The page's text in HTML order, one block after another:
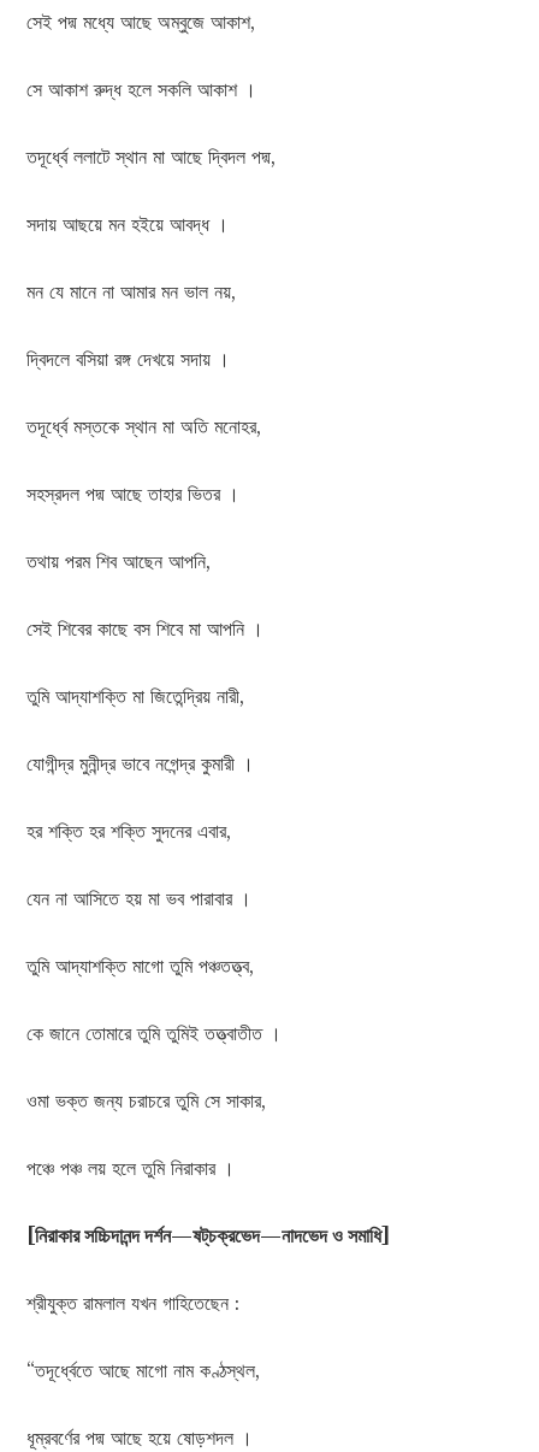
সেই পদ্ম মধ্যে আছে অম্বুজে আকাশ,
সে আকাশ রুদ্ধ হলে সকলি আকাশ ।
তদূর্ধ্বে ললাটে স্থান মা আছে দ্বিদল পদ্ম,
সদায় আছয়ে মন হইয়ে আবদ্ধ ।
মন যে মানে না আমার মন ভাল নয়,
দ্বিদলে বসিয়া রঙ্গ দেখয়ে সদায় ।
তদূর্ধ্বে মস্তকে স্থান মা অতি মনোহর,
সহস্রদল পদ্ম আছে তাহার ভিতর ।
তথায় পরম শিব আছেন আপনি,
সেই শিবের কাছে বস শিবে মা আপনি ।
তুমি আদ্যাশক্তি মা জিতেন্দ্রিয় নারী,
যোগীন্দ্র মুনীন্দ্র ভাবে নগেন্দ্র কুমারী ।
হর শক্তি হর শক্তি সুদনের এবার,
যেন না আসিতে হয় মা ভব পারাবার ।
তুমি আদ্যাশক্তি মাগো তুমি পঞ্চতত্ত্ব,
কে জানে তোমারে তুমি তুমিই তত্ত্বাতীত ।
ওমা ভক্ত জন্য চরাচরে তুমি সে সাকার,
পঞ্চে পঞ্চ লয় হলে তুমি নিরাকার ।
[নিরাকার সচ্চিদানন্দ দর্শন—ষট্‌চক্রভেদ—নাদভেদ ও সমাধি]
শ্রীযুক্ত রামলাল যখন গাহিতেছেন :
“তদূর্ধ্বেতে আছে মাগো নাম কণ্ঠস্থল,
ধূম্রবর্ণের পদ্ম আছে হয়ে ষোড়শদল ।